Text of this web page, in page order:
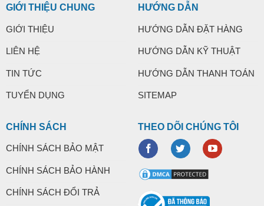
GIỚI THIỆU CHUNG
GIỚI THIỆU
LIÊN HỆ
TIN TỨC
TUYỂN DỤNG
HƯỚNG DẪN
HƯỚNG DẪN ĐẶT HÀNG
HƯỚNG DẪN KỸ THUẬT
HƯỚNG DẪN THANH TOÁN
SITEMAP
CHÍNH SÁCH
CHÍNH SÁCH BẢO MẬT
CHÍNH SÁCH BẢO HÀNH
CHÍNH SÁCH ĐỔI TRẢ
THEO DÕI CHÚNG TÔI